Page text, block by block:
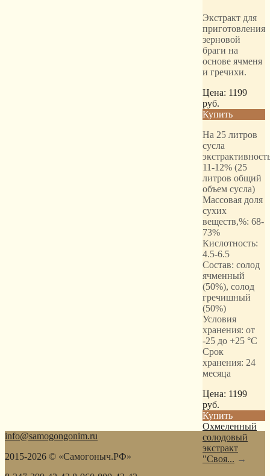
Экстракт для
приготовления
зерновой
браги на
основе ячменя
и гречихи.
Цена: 1199
руб.
Купить
На 25 литров
сусла
11-12% (25
литров общий
объем сусла)
Массовая доля
сухих
веществ,%: 68-
73%
Кислотность:
4.5-6.5
Состав: солод
ячменный
(50%), солод
гречишный
(50%)
Условия
хранения: от
-25 до +25 °С
Срок
хранения: 24
месяца
Цена: 1199
руб.
Купить
Охмеленный
солодовый
экстракт
"Своя... →
info@samogongonim.ru
2015-2026 © «Самогоныч.РФ»